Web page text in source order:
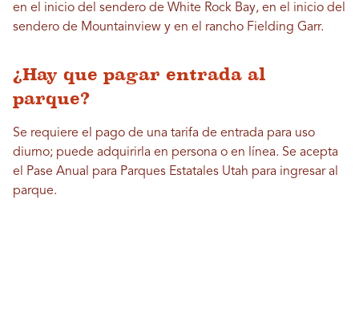
en el inicio del sendero de White Rock Bay, en el inicio del
sendero de Mountainview y en el rancho Fielding Garr.
¿Hay que pagar entrada al
parque?
Se requiere el pago de una tarifa de entrada para uso
diurno; puede adquirirla en persona o en línea. Se acepta
el Pase Anual para Parques Estatales Utah para ingresar al
parque.